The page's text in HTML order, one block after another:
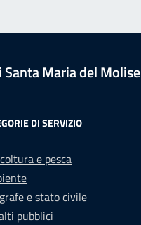
Santa Maria del Molise
DI SERVIZIO
e pesca
e stato civile
pubblici